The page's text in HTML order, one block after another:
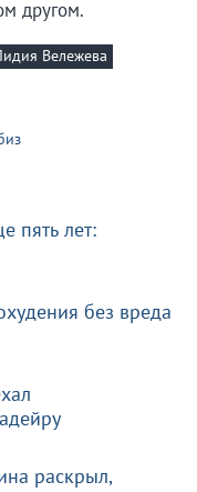
другом.
Вележева
пять лет:
без вреда
раскрыл,